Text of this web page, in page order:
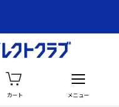
カート メニュー